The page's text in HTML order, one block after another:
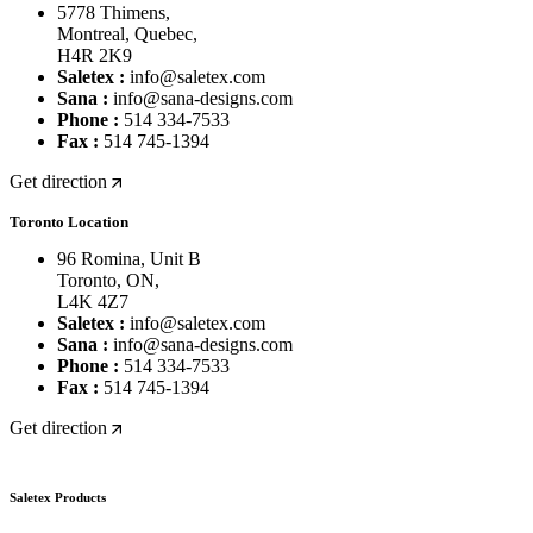
5778 Thimens,
Montreal, Quebec,
H4R 2K9
Saletex : info@saletex.com
Sana : info@sana-designs.com
Phone : 514 334-7533
Fax : 514 745-1394
Get direction
Toronto Location
96 Romina, Unit B
Toronto, ON,
L4K 4Z7
Saletex : info@saletex.com
Sana : info@sana-designs.com
Phone : 514 334-7533
Fax : 514 745-1394
Get direction
Saletex Products